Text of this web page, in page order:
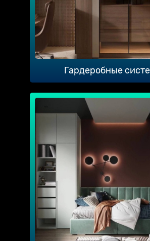
Гардеробные